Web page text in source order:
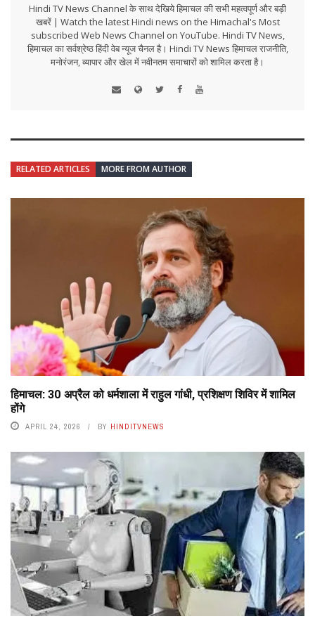
Hindi TV News Channel के साथ देखिये हिमाचल की सभी महत्वपूर्ण और बड़ी
खबरें | Watch the latest Hindi news on the Himachal's Most
subscribed Web News Channel on YouTube. Hindi TV News,
हिमाचल का सर्वश्रेष्ठ हिंदी वेब न्यूज चैनल है। Hindi TV News हिमाचल राजनीति,
मनोरंजन, व्यापार और खेल में नवीनतम समाचारों को शामिल करता है।
RELATED ARTICLES MORE FROM AUTHOR
हिमाचल: 30 अप्रैल को धर्मशाला में राहुल गांधी, प्रशिक्षण शिविर में शामिल
होंगे
APRIL 24, 2026 BY HINDITVNEWS